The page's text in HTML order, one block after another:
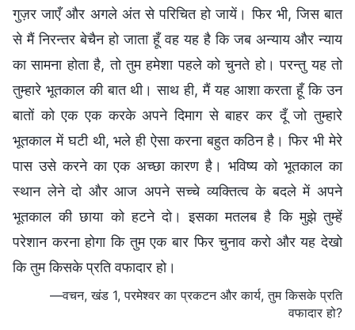
गुज़र जाएँ और अगले अंत से परिचित हो जायें। फिर भी, जिस बात
से मैं निरन्तर बेचैन हो जाता हूँ वह यह है कि जब अन्याय और न्याय
का सामना होता है, तो तुम हमेशा पहले को चुनते हो। परन्तु यह तो
तुम्हारे भूतकाल की बात थी। साथ ही, मैं यह आशा करता हूँ कि उन
बातों को एक एक करके अपने दिमाग से बाहर कर दूँ जो तुम्हारे
भूतकाल में घटी थी, भले ही ऐसा करना बहुत कठिन है। फिर भी मेरे
पास उसे करने का एक अच्छा कारण है। भविष्य को भूतकाल का
स्थान लेने दो और आज अपने सच्चे व्यक्तित्व के बदले में अपने
भूतकाल की छाया को हटने दो। इसका मतलब है कि मुझे तुम्हें
परेशान करना होगा कि तुम एक बार फिर चुनाव करो और यह देखो
कि तुम किसके प्रति वफादार हो।
—वचन, खंड 1, परमेश्वर का प्रकटन और कार्य, तुम किसके प्रति
वफादार हो?